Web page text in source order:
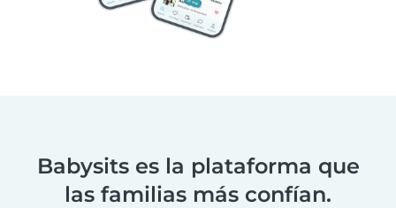
Babysits es la plataforma que
las familias más confían.